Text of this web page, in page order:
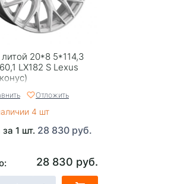
20*8 5*114,3
LX182 S Lexus
Отложить
4 шт
1 шт. 28 830 руб.
28 830 руб.